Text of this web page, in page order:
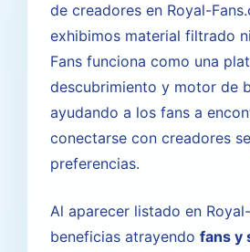
de creadores en Royal-
exhibimos material filtrado
Fans funciona como una
descubrimiento y motor de
ayudando a los fans a
conectarse con creadores
preferencias.
Al aparecer listado en
beneficias atrayendo fans y